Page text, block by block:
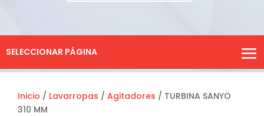
SELECCIONAR PÁGINA
Inicio / Lavarropas / Agitadores / TURBINA SANYO
310 MM